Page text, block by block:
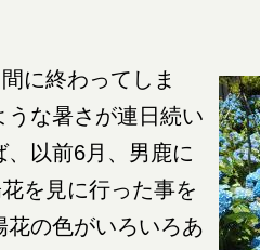
に終わってしま
な暑さが連日続い
以前6月、男鹿に
を見に行った事を
の色がいろいろあ